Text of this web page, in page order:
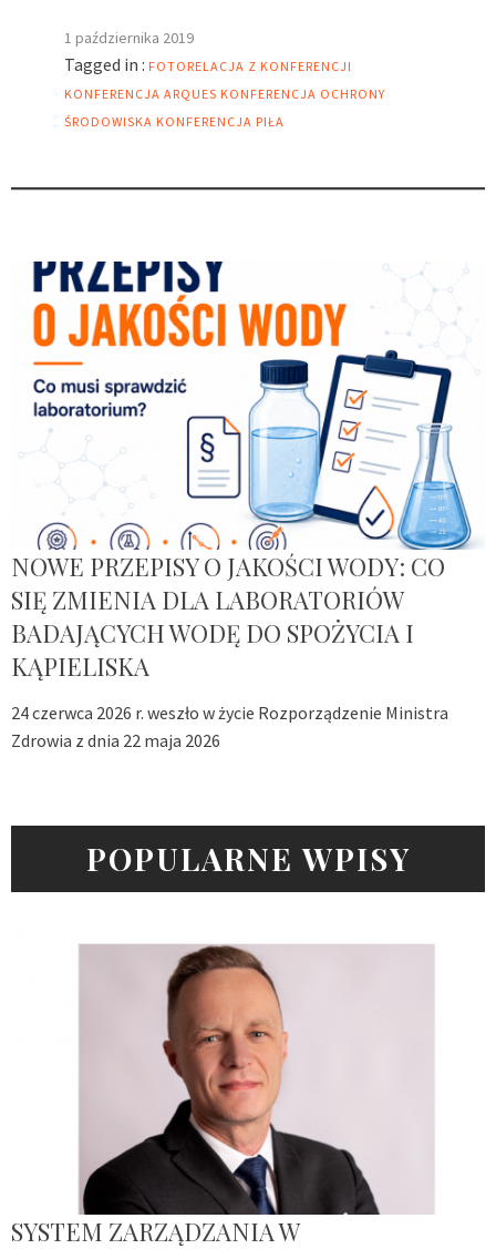
1 października 2019
Tagged in : FOTORELACJA Z KONFERENCJI
KONFERENCJA ARQUES KONFERENCJA OCHRONY
ŚRODOWISKA KONFERENCJA PIŁA
NOWE PRZEPISY O JAKOŚCI WODY: CO
SIĘ ZMIENIA DLA LABORATORIÓW
BADAJĄCYCH WODĘ DO SPOŻYCIA I
KĄPIELISKA
24 czerwca 2026 r. weszło w życie Rozporządzenie Ministra
Zdrowia z dnia 22 maja 2026
POPULARNE WPISY
SYSTEM ZARZĄDZANIA W